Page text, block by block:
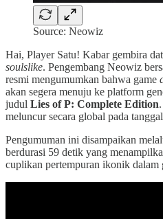
Source: Neowiz
Hai, Player Satu! Kabar gembira
soulslike. Pengembang Neowiz
resmi mengumumkan bahwa game
akan segera menuju ke platform
judul Lies of P: Complete Edition
meluncur secara global pada tanggal
Pengumuman ini disampaikan
berdurasi 59 detik yang
cuplikan pertempuran ikonik dalam